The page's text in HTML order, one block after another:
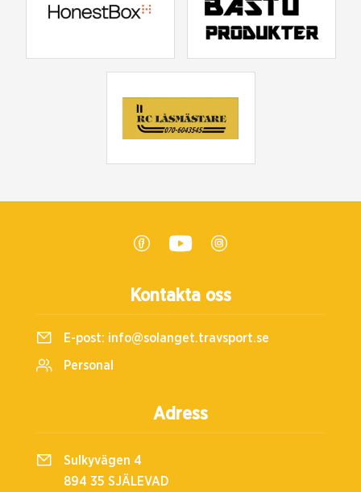
Kontakta oss
E-post: info@solanget.travsport.se
Personal
Adress
Sulkyvägen 4
894 35 SJÄLEVAD